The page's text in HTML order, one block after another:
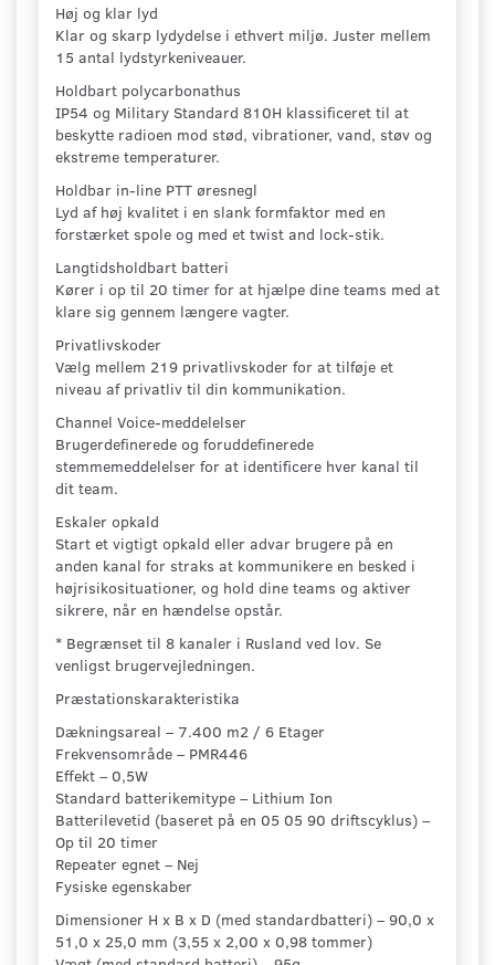
Høj og klar lyd
Klar og skarp lydydelse i ethvert miljø. Juster mellem
15 antal lydstyrkeniveauer.
Holdbart polycarbonathus
IP54 og Military Standard 810H klassificeret til at
beskytte radioen mod stød, vibrationer, vand, støv og
ekstreme temperaturer.
Holdbar in-line PTT øresnegl
Lyd af høj kvalitet i en slank formfaktor med en
forstærket spole og med et twist and lock-stik.
Langtidsholdbart batteri
Kører i op til 20 timer for at hjælpe dine teams med at
klare sig gennem længere vagter.
Privatlivskoder
Vælg mellem 219 privatlivskoder for at tilføje et
niveau af privatliv til din kommunikation.
Channel Voice-meddelelser
Brugerdefinerede og foruddefinerede
stemmemeddelelser for at identificere hver kanal til
dit team.
Eskaler opkald
Start et vigtigt opkald eller advar brugere på en
anden kanal for straks at kommunikere en besked i
højrisikosituationer, og hold dine teams og aktiver
sikrere, når en hændelse opstår.
* Begrænset til 8 kanaler i Rusland ved lov. Se
venligst brugervejledningen.
Præstationskarakteristika
Dækningsareal – 7.400 m2 / 6 Etager
Frekvensområde – PMR446
Effekt – 0,5W
Standard batterikemitype – Lithium Ion
Batterilevetid (baseret på en 05 05 90 driftscyklus) –
Op til 20 timer
Repeater egnet – Nej
Fysiske egenskaber
Dimensioner H x B x D (med standardbatteri) – 90,0 x
51,0 x 25,0 mm (3,55 x 2,00 x 0,98 tommer)